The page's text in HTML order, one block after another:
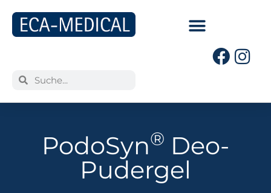
PodoSyn® Deo-
Pudergel